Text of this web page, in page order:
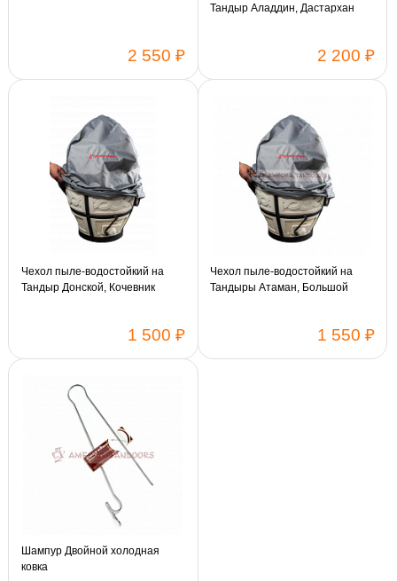
2 550 ₽
Тандыр Аладдин, Дастархан
2 200 ₽
Чехол пыле-водостойкий на
Тандыр Донской, Кочевник
1 500 ₽
Чехол пыле-водостойкий на
Тандыры Атаман, Большой
1 550 ₽
Шампур Двойной холодная
ковка